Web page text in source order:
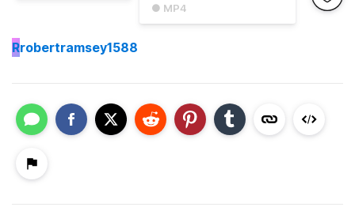
● MP4
Rrobertramsey1588